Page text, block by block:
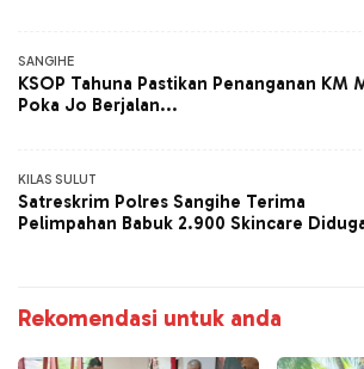
SANGIHE
KSOP Tahuna Pastikan Penanganan KM
Poka Jo Berjalan...
KILAS SULUT
Satreskrim Polres Sangihe Terima
Pelimpahan Babuk 2.900 Skincare
Rekomendasi untuk anda